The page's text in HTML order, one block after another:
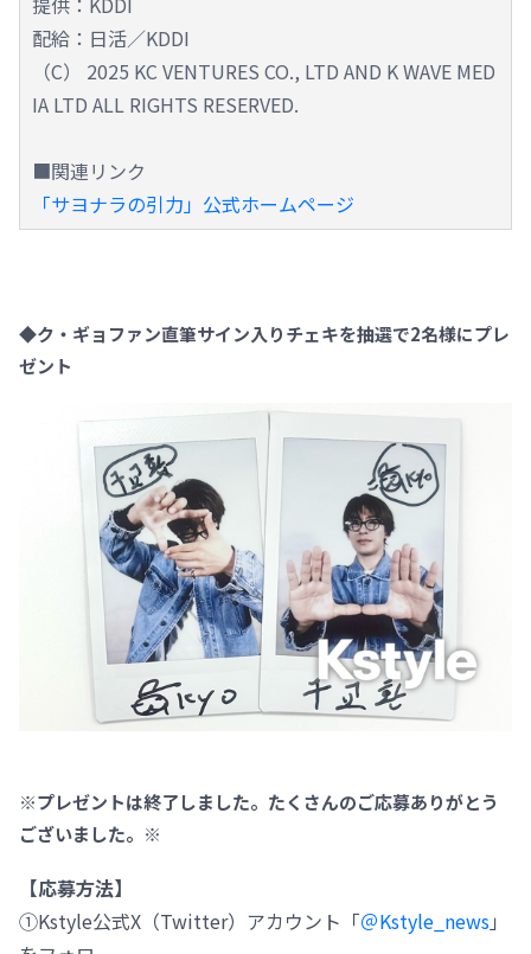
配給：日活／KDDI
（C） 2025 KC VENTURES CO., LTD AND K WAVE MED
IA LTD ALL RIGHTS RESERVED.
■関連リンク
「サヨナラの引力」公式ホームページ
◆ク・ギョファン直筆サイン入りチェキを抽選で2名様にプレ
ゼント
※プレゼントは終了しました。たくさんのご応募ありがとう
ございました。※
【応募方法】
①Kstyle公式X（Twitter）アカウント「＠Kstyle_news」